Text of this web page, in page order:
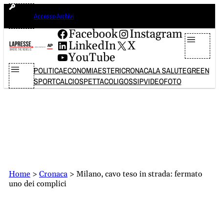
Vai
contenuto
Accesso Archivi
Facebook
Instagram
LinkedIn
X
YouTube
POLITICAECONOMIAESTERICRONACALA SALUTEGREEN
SPORTCALCIOSPETTACOLIGOSSIPVIDEOFOTO
Home > Cronaca > Milano, cavo teso in strada: fermato
uno dei complici